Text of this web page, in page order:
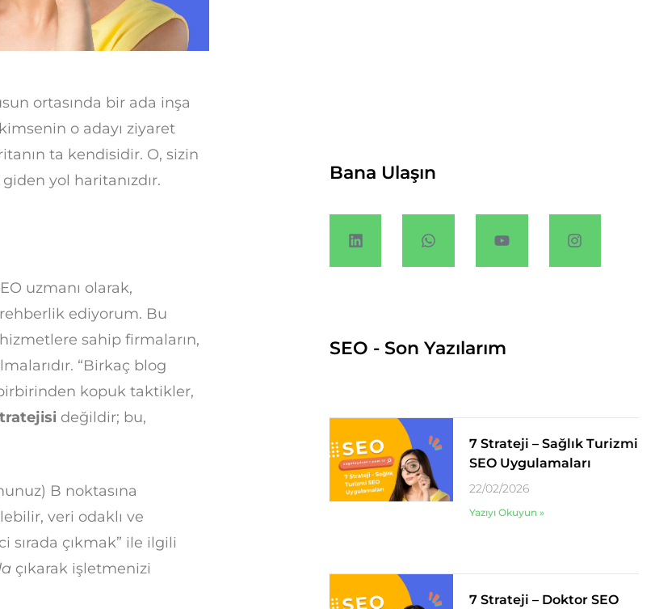
ortasında bir ada inşa
o adayı ziyaret
ta kendisidir. O, sizin
yol haritanızdır.
uzmanı olarak,
ediyorum. Bu
sahip firmaların,
“Birkaç blog
kopuk taktikler,
değildir; bu,
B noktasına
veri odaklı ve
sırada çıkmak” ile ilgili
çıkarak işletmenizi
Bana Ulaşın
SEO - Son Yazılarım
7 Strateji – Sağlık Turizmi
SEO Uygulamaları
22/02/2026
Yazıyı Okuyun »
7 Strateji – Doktor SEO